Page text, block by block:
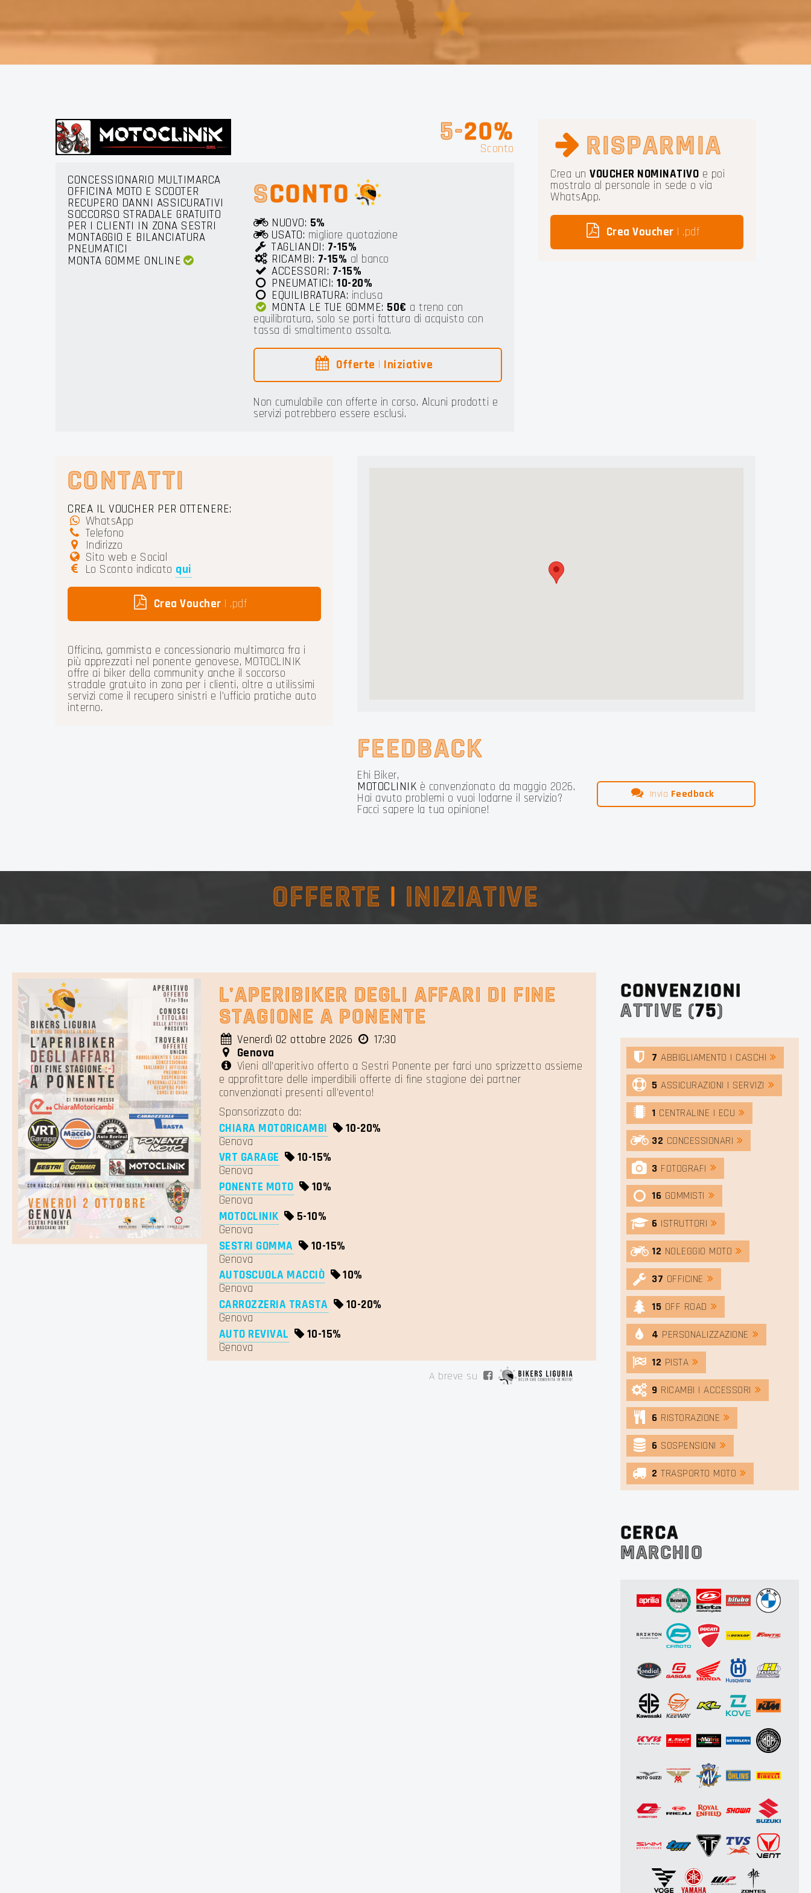
5-20%
Sconto
CONCESSIONARIO MULTIMARCA
OFFICINA MOTO E SCOOTER
RECUPERO DANNI ASSICURATIVI
SOCCORSO STRADALE GRATUITO
PER I CLIENTI IN ZONA SESTRI
MONTAGGIO E BILANCIATURA
PNEUMATICI
MONTA GOMME ONLINE
SCONTO
NUOVO: 5%
USATO: migliore quotazione
TAGLIANDI: 7-15%
RICAMBI: 7-15% al banco
ACCESSORI: 7-15%
PNEUMATICI: 10-20%
EQUILIBRATURA: inclusa
MONTA LE TUE GOMME: 50€ a treno con
equilibratura, solo se porti fattura di acquisto con
tassa di smaltimento assolta.
Offerte | Iniziative
Non cumulabile con offerte in corso. Alcuni prodotti e
servizi potrebbero essere esclusi.
RISPARMIA
Crea un VOUCHER NOMINATIVO e poi
mostralo al personale in sede o via
WhatsApp.
Crea Voucher | .pdf
CONTATTI
CREA IL VOUCHER PER OTTENERE:
WhatsApp
Telefono
Indirizzo
Sito web e Social
Lo Sconto indicato qui
Crea Voucher | .pdf
Officina, gommista e concessionario multimarca fra i
più apprezzati nel ponente genovese, MOTOCLINIK
offre ai biker della community anche il soccorso
stradale gratuito in zona per i clienti, oltre a utilissimi
servizi come il recupero sinistri e l'ufficio pratiche auto
interno.
FEEDBACK
Ehi Biker,
MOTOCLINIK è convenzionato da maggio 2026.
Hai avuto problemi o vuoi lodarne il servizio?
Facci sapere la tua opinione!
Invia Feedback
OFFERTE | INIZIATIVE
L'APERIBIKER DEGLI AFFARI DI FINE
STAGIONE A PONENTE
Venerdì 02 ottobre 2026
17:30
Genova
Vieni all'aperitivo offerto a Sestri Ponente per farci uno sprizzetto assieme
e approfittare delle imperdibili offerte di fine stagione dei partner
convenzionati presenti all'evento!
Sponsorizzato da:
CHIARA MOTORICAMBI
10-20%
Genova
VRT GARAGE
10-15%
Genova
PONENTE MOTO
10%
Genova
MOTOCLINIK
5-10%
Genova
SESTRI GOMMA
10-15%
Genova
AUTOSCUOLA MACCIÒ
10%
Genova
CARROZZERIA TRASTA
10-20%
Genova
AUTO REVIVAL
10-15%
Genova
A breve su
CONVENZIONI
ATTIVE (75)
7 ABBIGLIAMENTO | CASCHI
5 ASSICURAZIONI | SERVIZI
1 CENTRALINE | ECU
32 CONCESSIONARI
3 FOTOGRAFI
16 GOMMISTI
6 ISTRUTTORI
12 NOLEGGIO MOTO
37 OFFICINE
15 OFF ROAD
4 PERSONALIZZAZIONE
12 PISTA
9 RICAMBI | ACCESSORI
6 RISTORAZIONE
6 SOSPENSIONI
2 TRASPORTO MOTO
CERCA
MARCHIO